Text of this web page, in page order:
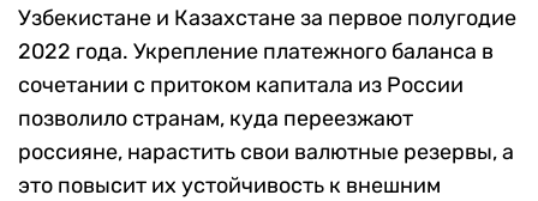
Узбекистане и Казахстане за первое полугодие
2022 года. Укрепление платежного баланса в
сочетании с притоком капитала из России
позволило странам, куда переезжают
россияне, нарастить свои валютные резервы, а
это повысит их устойчивость к внешним